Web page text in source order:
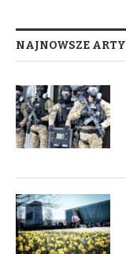
NAJNOWSZE